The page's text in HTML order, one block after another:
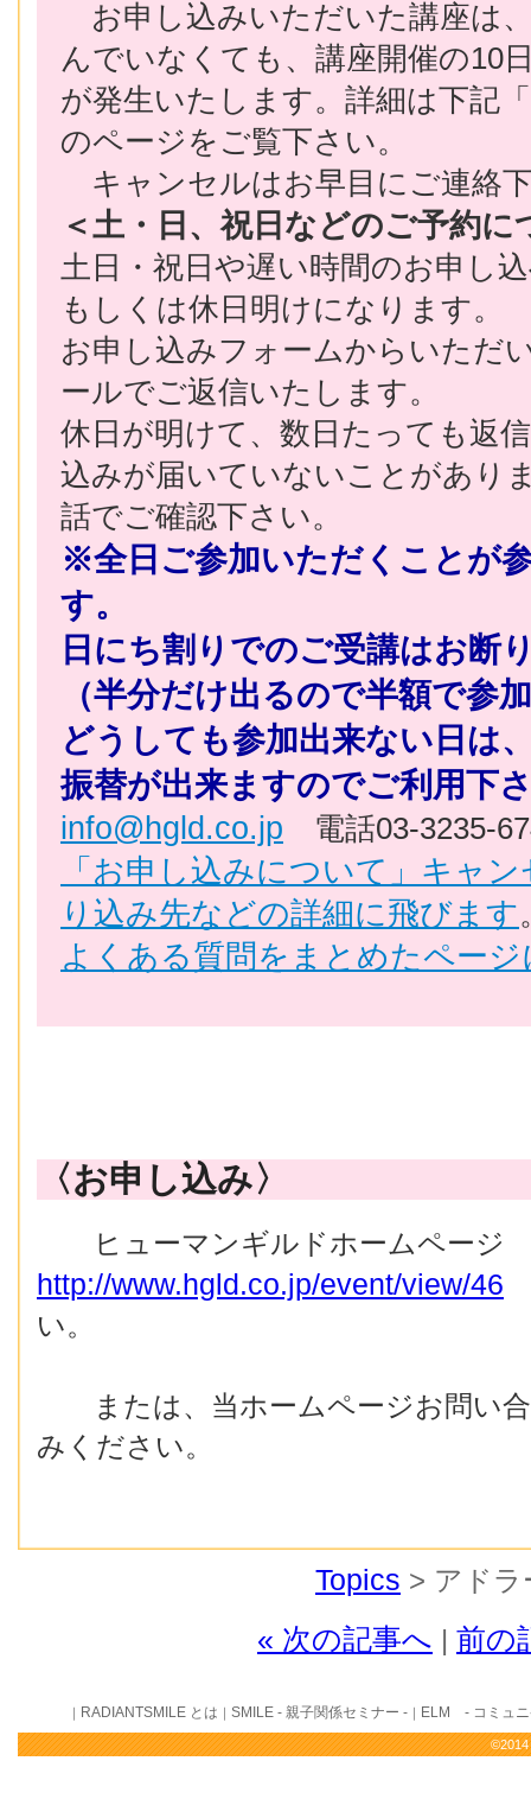
お申し込みいただいた講座は
んでいなくても、講座開催の10
が発生いたします。詳細は下記
のページをご覧下さい。
キャンセルはお早目にご連絡
＜土・日、祝日などのご予約に
土日・祝日や遅い時間のお申し
もしくは休日明けになります。
お申し込みフォームからいただ
ールでご返信いたします。
休日が明けて、数日たっても返
込みが届いていないことがあり
話でご確認下さい。
※全日ご参加いただくことが
す。
日にち割りでのご受講はお断
（半分だけ出るので半額で参
どうしても参加出来ない日は
振替が出来ますのでご利用下
info@hgld.co.jp 電話03-3235-
「お申し込みについて」キャ
り込み先などの詳細に飛びます
よくある質問をまとめたペー
〈お申し込み〉
ヒューマンギルドホームページ
http://www.hgld.co.jp/event/view/46
い。
または、当ホームページお問い合
みください。
Topics > アドラ
« 次の記事へ | 前の
｜ RADIANTSMILE とは ｜ SMILE - 親子関係セミナー -｜ ELM - コミュニ
©2014